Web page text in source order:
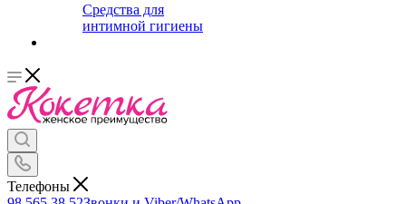
Средства для
интимной гигиены
Телефоны